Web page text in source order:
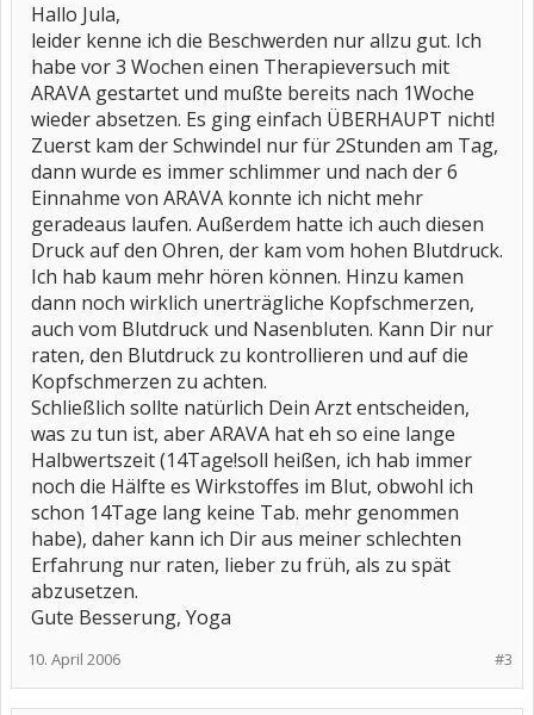
Hallo Jula,
leider kenne ich die Beschwerden nur allzu gut. Ich
habe vor 3 Wochen einen Therapieversuch mit
ARAVA gestartet und mußte bereits nach 1Woche
wieder absetzen. Es ging einfach ÜBERHAUPT nicht!
Zuerst kam der Schwindel nur für 2Stunden am Tag,
dann wurde es immer schlimmer und nach der 6
Einnahme von ARAVA konnte ich nicht mehr
geradeaus laufen. Außerdem hatte ich auch diesen
Druck auf den Ohren, der kam vom hohen Blutdruck.
Ich hab kaum mehr hören können. Hinzu kamen
dann noch wirklich unerträgliche Kopfschmerzen,
auch vom Blutdruck und Nasenbluten. Kann Dir nur
raten, den Blutdruck zu kontrollieren und auf die
Kopfschmerzen zu achten.
Schließlich sollte natürlich Dein Arzt entscheiden,
was zu tun ist, aber ARAVA hat eh so eine lange
Halbwertszeit (14Tage!soll heißen, ich hab immer
noch die Hälfte es Wirkstoffes im Blut, obwohl ich
schon 14Tage lang keine Tab. mehr genommen
habe), daher kann ich Dir aus meiner schlechten
Erfahrung nur raten, lieber zu früh, als zu spät
abzusetzen.
Gute Besserung, Yoga
#3
10. April 2006